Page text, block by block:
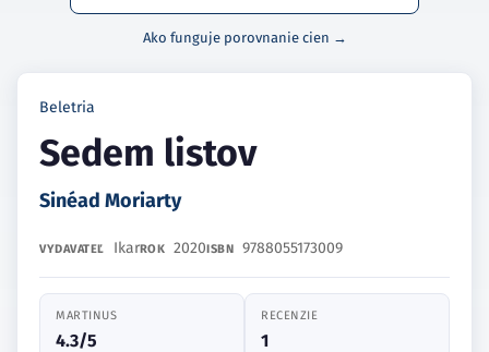
Ako funguje porovnanie cien →
Beletria
Sedem listov
Sinéad Moriarty
VYDAVATEĽ IkarROK 2020ISBN 9788055173009
MARTINUS
4.3/5
RECENZIE
1